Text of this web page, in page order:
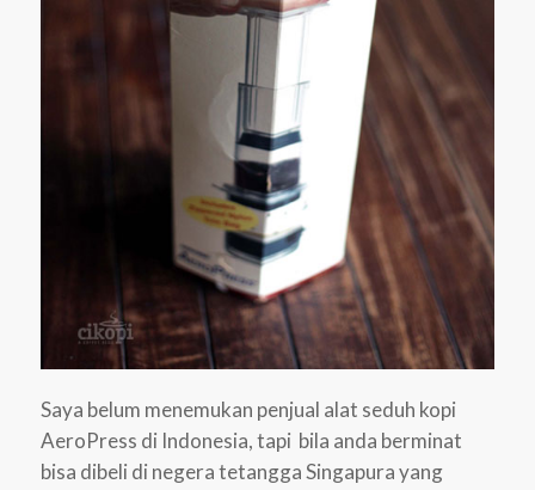
Saya belum menemukan penjual alat seduh kopi
AeroPress di Indonesia, tapi bila anda berminat
bisa dibeli di negera tetangga Singapura yang